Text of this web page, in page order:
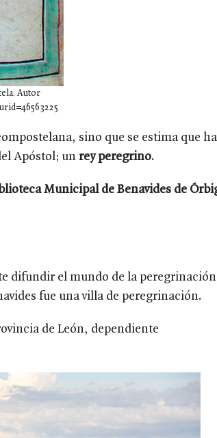
Autor
sino que se estima que ha
Apóstol; un rey peregrino.
Municipal de Benavides de
difundir el mundo de la peregrinación
fue una villa de peregrinación.
de León, dependiente